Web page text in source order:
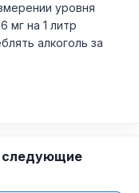
уровня
мг на 1 литр
алкоголь за
следующие